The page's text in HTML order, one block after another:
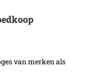
van merken als